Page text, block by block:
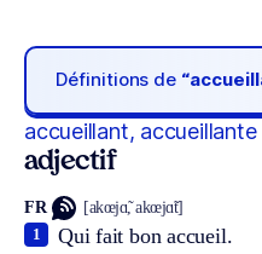
Définitions de
accueillant, accueillante
adjectif
FR [akœjɑ̃, akœjɑ̃t]
Qui fait bon accueil.
1